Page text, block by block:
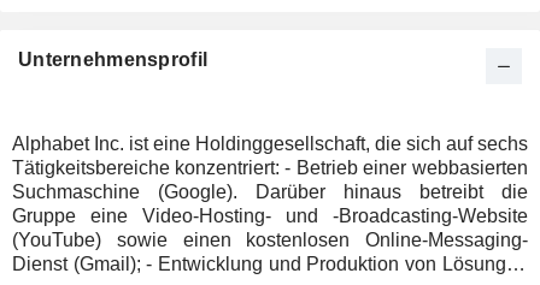
Irland
0.24%
Italien
0.2%
Israel
0.2%
Singapur
0.2%
Neuseeland
0.11%
Unternehmensprofil
Alphabet Inc. ist eine Holdinggesellschaft, die sich auf sechs
Tätigkeitsbereiche konzentriert: - Betrieb einer webbasierten
Suchmaschine (Google). Darüber hinaus betreibt die
Gruppe eine Video-Hosting- und -Broadcasting-Website
(YouTube) sowie einen kostenlosen Online-Messaging-
Dienst (Gmail); - Entwicklung und Produktion von Lösungen